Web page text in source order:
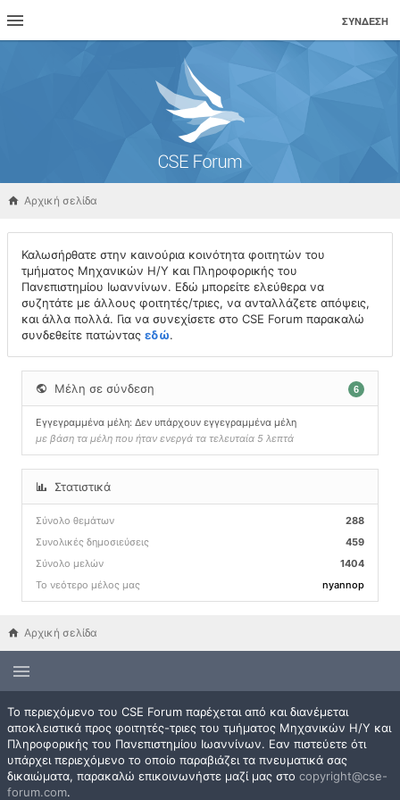
ΣΎΝΔΕΣΗ
Αρχική σελίδα
Καλωσήρθατε στην καινούρια κοινότητα φοιτητών του
τμήματος Μηχανικών Η/Υ και Πληροφορικής του
Πανεπιστημίου Ιωαννίνων. Εδώ μπορείτε ελεύθερα να
συζητάτε με άλλους φοιτητές/τριες, να ανταλλάζετε απόψεις,
και άλλα πολλά. Για να συνεχίσετε στο CSE Forum παρακαλώ
συνδεθείτε πατώντας εδώ.
Μέλη σε σύνδεση 6
Εγγεγραμμένα μέλη: Δεν υπάρχουν εγγεγραμμένα μέλη
με βάση τα μέλη που ήταν ενεργά τα τελευταία 5 λεπτά
Στατιστικά
Σύνολο θεμάτων
288
Συνολικές δημοσιεύσεις
459
Σύνολο μελών
1404
Το νεότερο μέλος μας
nyannop
Αρχική σελίδα
Το περιεχόμενο του CSE Forum παρέχεται από και διανέμεται
αποκλειστικά προς φοιτητές-τριες του τμήματος Μηχανικών Η/Υ και
Πληροφορικής του Πανεπιστημίου Ιωαννίνων. Εαν πιστεύετε ότι
υπάρχει περιεχόμενο το οποίο παραβιάζει τα πνευματικά σας
δικαιώματα, παρακαλώ επικοινωνήστε μαζί μας στο copyright@cse-
forum.com.